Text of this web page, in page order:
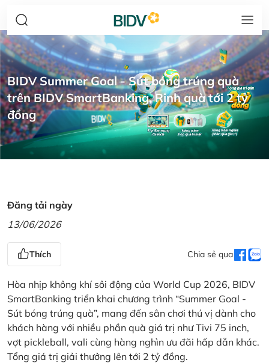
BIDV Summer Goal - Sút bóng trúng quà
trên BIDV SmartBanking, Rinh quà tới 2 tỷ
đồng
Đăng tải ngày
13/06/2026
Thích Chia sẻ qua
Hòa nhịp không khí sôi động của World Cup 2026, BIDV
SmartBanking triển khai chương trình “Summer Goal -
Sút bóng trúng quà”, mang đến sân chơi thú vị dành cho
khách hàng với nhiều phần quà giá trị như Tivi 75 inch,
vợt pickleball, vali cùng hàng nghìn ưu đãi hấp dẫn khác.
Tổng giá trị giải thưởng lên tới 2 tỷ đồng.